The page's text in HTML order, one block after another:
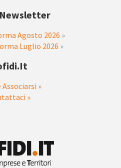
Agosto 2026 »
Luglio 2026 »
Associarsi »
»